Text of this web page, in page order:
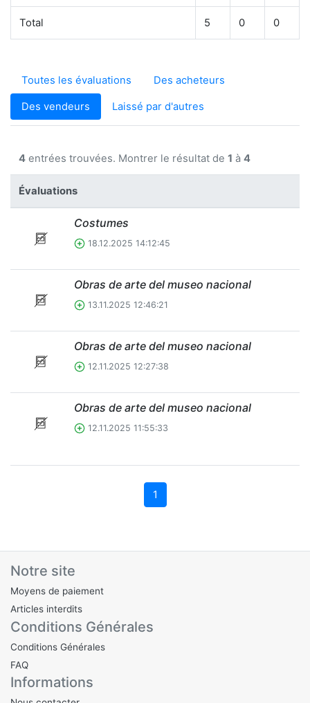
Total 5 0 0
Toutes les évaluations Des acheteurs
Des vendeurs Laissé par d'autres
4 entrées trouvées. Montrer le résultat de 1 à 4
Évaluations
Costumes
18.12.2025 14:12:45
Obras de arte del museo nacional
13.11.2025 12:46:21
Obras de arte del museo nacional
12.11.2025 12:27:38
Obras de arte del museo nacional
12.11.2025 11:55:33
1
Notre site
Moyens de paiement
Articles interdits
Conditions Générales
Conditions Générales
FAQ
Informations